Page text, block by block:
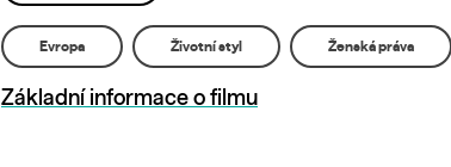
Evropa Životní styl Ženská práva
Základní informace o filmu